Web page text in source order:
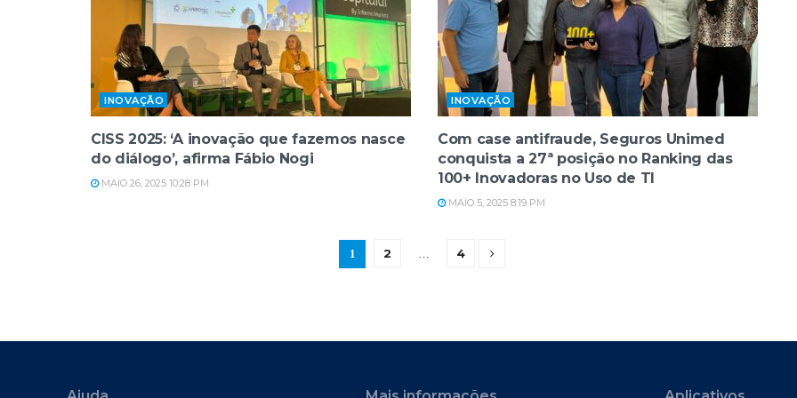
INOVAÇÃO
CISS 2025: ‘A inovação que fazemos nasce
do diálogo’, afirma Fábio Nogi
MAIO 26, 2025 10:28 PM
INOVAÇÃO
Com case antifraude, Seguros Unimed
conquista a 27ª posição no Ranking das
100+ Inovadoras no Uso de TI
MAIO 5, 2025 8:19 PM
1 2 … 4